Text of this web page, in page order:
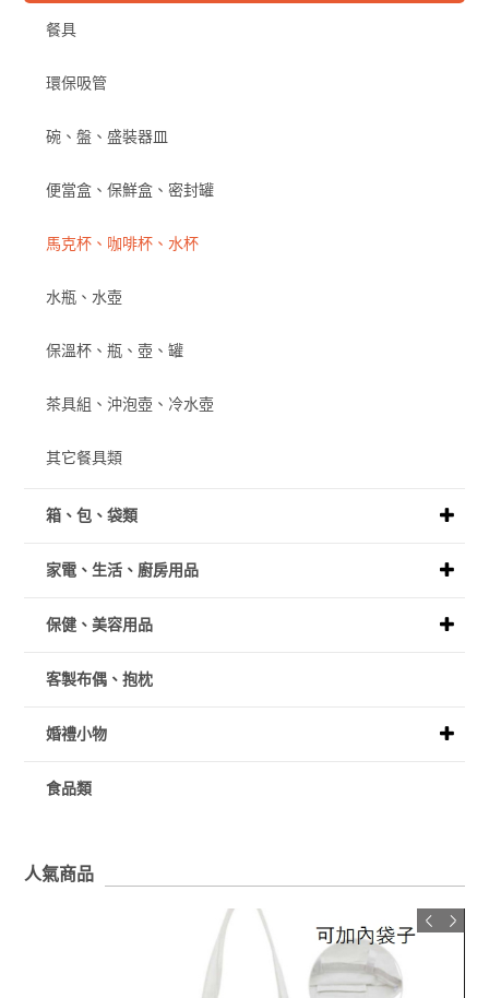
餐具
環保吸管
碗、盤、盛裝器皿
便當盒、保鮮盒、密封罐
馬克杯、咖啡杯、水杯
水瓶、水壺
保溫杯、瓶、壺、罐
茶具組、沖泡壺、冷水壺
其它餐具類
箱、包、袋類
家電、生活、廚房用品
保健、美容用品
客製布偶、抱枕
婚禮小物
食品類
人氣商品